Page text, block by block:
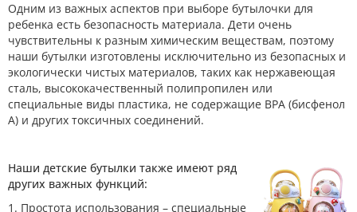
Одним из важных аспектов при выборе бутылочки для
ребенка есть безопасность материала. Дети очень
чувствительны к разным химическим веществам, поэтому
наши бутылки изготовлены исключительно из безопасных и
экологически чистых материалов, таких как нержавеющая
сталь, высококачественный полипропилен или
специальные виды пластика, не содержащие BPA (бисфенол
А) и других токсичных соединений.
Наши детские бутылки также имеют ряд
других важных функций:
1. Простота использования – специальные